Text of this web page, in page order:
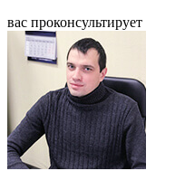
вас проконсультирует